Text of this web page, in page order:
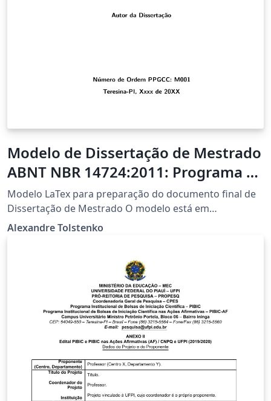
Modelo de Dissertação de Mestrado
ABNT NBR 14724:2011: Programa de
Pós-Graduação em Ciência da
Computação Universidade Federal
do Piauí Versão: v0.9
Modelo LaTex para preparação do documento final de
Dissertação de Mestrado O modelo está em
conformidade com ABNT NBR 14724:2011: Programa de
Alexandre Tolstenko